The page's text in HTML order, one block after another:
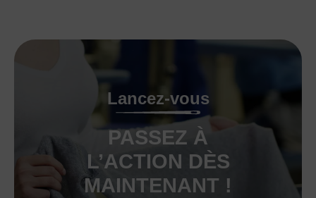
Lancez-vous
PASSEZ À
L’ACTION DÈS
MAINTENANT !